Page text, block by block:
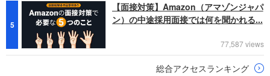
5
【面接対策】Amazon（アマゾンジャパ
ン）の中途採用面接では何を聞かれる...
77,587 views
総合アクセスランキング